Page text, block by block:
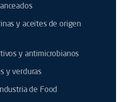
y aceites de origen
y antimicrobianos
y verduras
de Food